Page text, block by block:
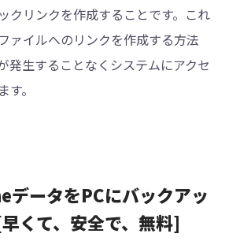
クリンクを作成することです。これ
ァイルへのリンクを作成する方法
発生することなくシステムにアクセ
。
ータをPCにバックアッ
くて、安全で、無料]